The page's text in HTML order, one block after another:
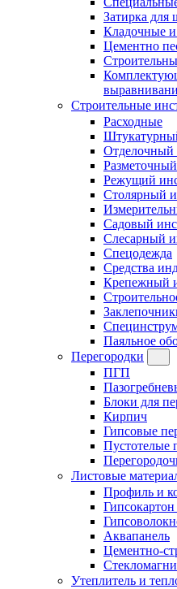
Затирка для
Кладочные
Цементно
Строительные
Расходные
Отделочный
Режущий
Столярный
Садовый
Слесарный
Спецодежда
Средства
Крепежный
Паяльное
Перегородки
ПГП
Блоки для
Кирпич
Гипсовые
Пустотелые
Листовые
Профиль и
Аквапанель
Цементно-
Утеплитель и